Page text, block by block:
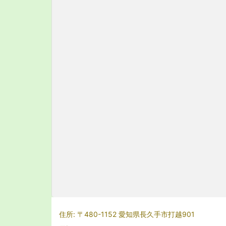
住所: 〒480-1152 愛知県長久手市打越901